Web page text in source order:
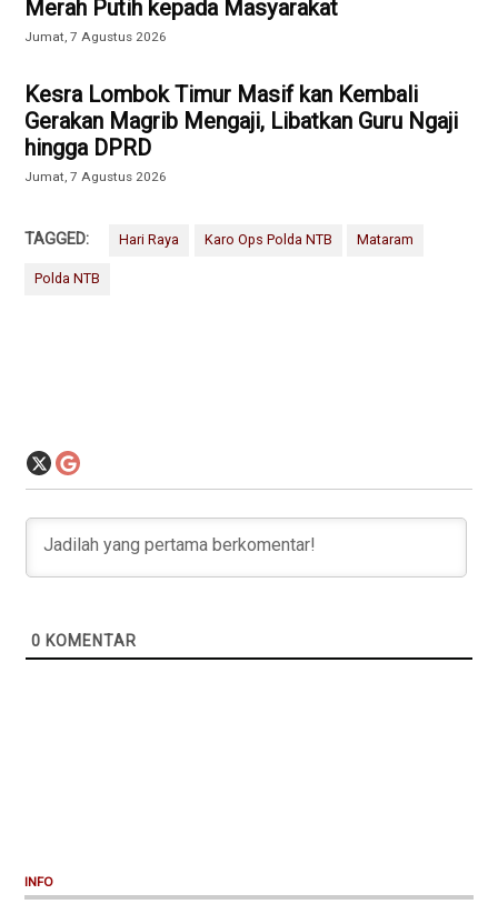
Merah Putih kepada Masyarakat
Jumat, 7 Agustus 2026
Kesra Lombok Timur Masif kan Kembali
Gerakan Magrib Mengaji, Libatkan Guru Ngaji
hingga DPRD
Jumat, 7 Agustus 2026
TAGGED: Hari Raya Karo Ops Polda NTB Mataram
Polda NTB
0 KOMENTAR
INFO